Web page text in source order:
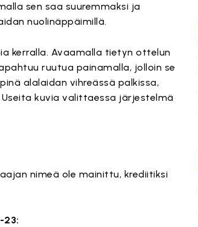
sen saa suuremmaksi ja
nuolinäppäimillä.
kerralla. Avaamalla tietyn ottelun
ruutua painamalla, jolloin se
alalaidan vihreässä palkissa,
kuvia valittaessa järjestelmä
nimeä ole mainittu, krediitiksi
23: